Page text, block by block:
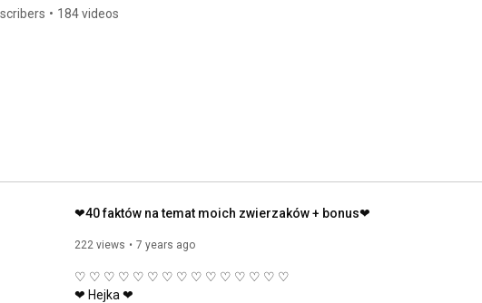
• 184 videos
❤40 faktów na temat moich zwierzaków + bonus❤
222 views 7 years ago
♡ ♡ ♡ ♡ ♡ ♡ ♡ ♡ ♡ ♡ ♡ ♡ ♡ ♡ ♡
❤ Hejka ❤